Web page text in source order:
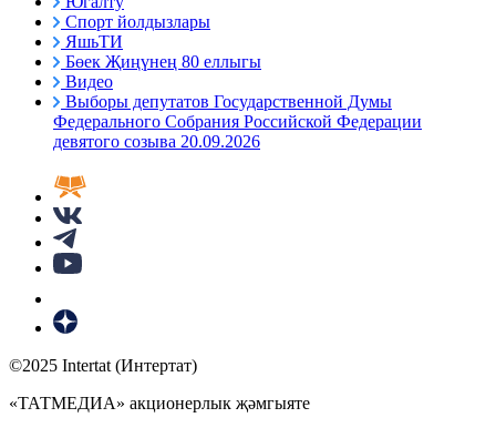
Спорт йолдызлары
ЯшьТИ
Бөек Җиңүнең 80 еллыгы
Видео
Выборы депутатов Государственной Думы
Федерального Собрания Российской Федерации
девятого созыва 20.09.2026
©2025 Intertat (Интертат)
«ТАТМЕДИА» акционерлык җәмгыяте